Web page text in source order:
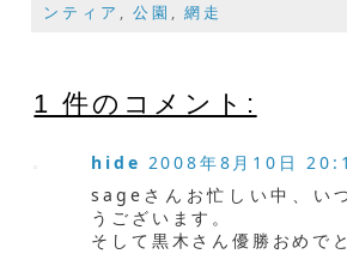
ンティア ,公園 ,網走
1 件のコメント:
hide 2008年8月10日
sageさんお忙しい中、い
うございます。
そして黒木さん優勝おめで